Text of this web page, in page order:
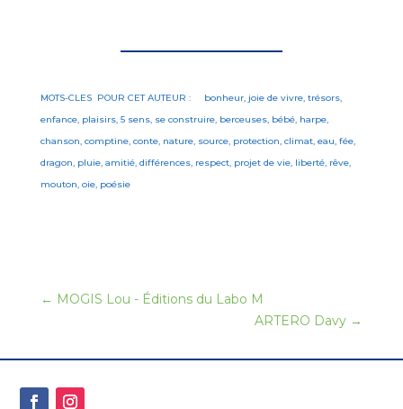
MOTS-CLES POUR CET AUTEUR : bonheur, joie de vivre, trésors,
enfance, plaisirs, 5 sens, se construire, berceuses, bébé, harpe,
chanson, comptine, conte, nature, source, protection, climat, eau, fée,
dragon, pluie, amitié, différences, respect, projet de vie, liberté, rêve,
mouton, oie, poésie
← MOGIS Lou - Éditions du Labo M
ARTERO Davy →